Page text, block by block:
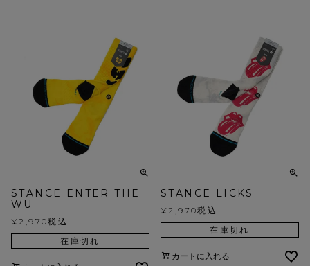
STANCE ENTER THE
WU
¥ 2,970税込
在庫切れ
STANCE LICKS
¥ 2,970税込
在庫切れ
カートに入れる